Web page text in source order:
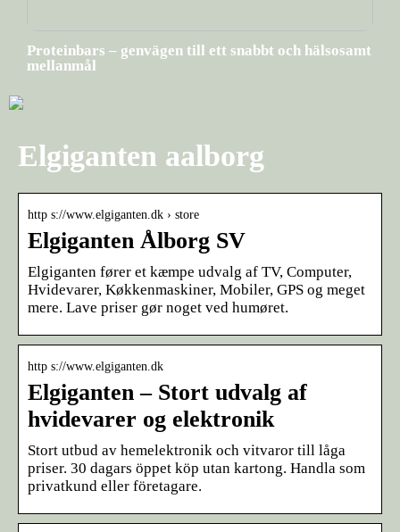
Proteinbars – genvägen till ett snabbt och hälsosamt
mellanmål
Elgiganten aalborg
http s://www.elgiganten.dk › store
Elgiganten Ålborg SV
Elgiganten fører et kæmpe udvalg af TV, Computer,
Hvidevarer, Køkkenmaskiner, Mobiler, GPS og meget
mere. Lave priser gør noget ved humøret.
http s://www.elgiganten.dk
Elgiganten – Stort udvalg af
hvidevarer og elektronik
Stort utbud av hemelektronik och vitvaror till låga
priser. 30 dagars öppet köp utan kartong. Handla som
privatkund eller företagare.